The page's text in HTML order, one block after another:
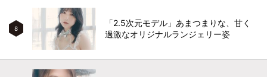
8
「2.5次元モデル」あまつまりな、甘く
過激なオリジナルランジェリー姿